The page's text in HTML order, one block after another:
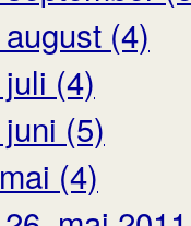
august (4)
juli (4)
juni (5)
mai (4)